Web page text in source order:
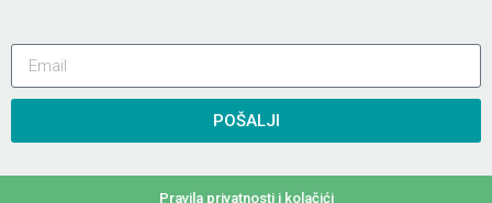
POŠALJI
Pravila privatnosti i kolačići